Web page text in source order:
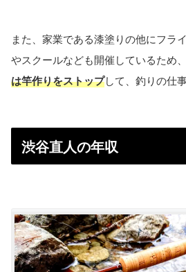
また、家業である漆塗りの他にフラ
やスクールなども開催しているため、
は竿作りをストップして、釣りの仕
渋谷直人の年収